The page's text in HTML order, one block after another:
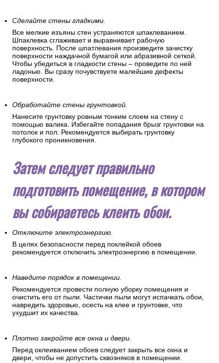
Сделайте стены гладкими.
Все мелкие изъяны стен устраняются шпаклеванием.
Шпаклевка сглаживает и выравнивает рабочую
поверхность. После шпатлевания произведите зачистку
поверхности наждачной бумагой или абразивной сеткой.
Чтобы убедиться в гладкости стены – проведите по ней
ладонью. Вы сразу почувствуете малейшие дефекты
поверхности.
Обработайте стены грунтовкой.
Нанесите грунтовку ровным тонким слоем на стену с
помощью валика. Избегайте попадания брызг грунтовки на
потолок и пол. Рекомендуется выбирать грунтовку
глубокого проникновения.
Затем следует правильно
подготовить помещение, в котором
вы собираетесь клеить обои.
Отключите электроэнергию.
В целях безопасности перед поклейкой обоев
рекомендуется отключить электроэнергию в помещении.
Наведите порядок в помещении.
Рекомендуется провести полную уборку помещения и
очистить его от пыли. Частички пыли могут испачкать обои,
навредить здоровью, осесть на клее и грунтовке, что
ухудшит их качества.
Плотно закройте все окна и двери.
Перед оклеиванием обоев следует закрыть все окна и
двери, чтобы не допустить сквозняков в помещении.